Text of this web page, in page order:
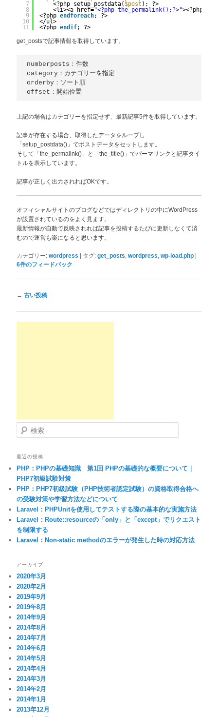
7
8
9
10
11
<?php setup_postdata( $post ); ?>
<li><a href="<?php the_permalink();?>"><?php
<?php endforeach; ?>
</ul>
<?php endif; ?>
get_postsで記事情報を取得しています。
numberposts：件数
category：カテゴリーを指定
orderby：ソート順
offset：開始位置
上記の場合はカテゴリーを指定せず、最新記事5件を取得しています。
記事が存在する場合、取得したデータをループし
「setup_postdata()」でポストデータをセットします。
そして「the_permalink()」と「the_title()」でパーマリンクと記事タイ
トルを表示しています。
記事が正しく出力されればOKです。
オフィシャルサイトのブログなどではディレクトリの中にWordPress
が設置されているのをよく見ます。
最新情報が自動で反映されれば記事を投稿するたびに更新しなくて済
むので運営も楽になると思います。
カテゴリー: wordpress タグ: get_posts ,wordpress ,wp-load.php
6件のフィードバック
投稿ナビゲーション
← 古い投稿
検索
最近の投稿
PHP：PHPの基礎知識 第1回 PHPの基礎的な概要について｜
PHP7初級試験対策
PHP：PHP7初級試験（PHP技術者認定試験）の資格取得合格へ
の受験対策や学習方法などについて
Laravel：PHPUnitを使用してテストする際の基本的な実施方法
Laravel：Route::resourceの「only」と「except」でリクエスト
を制限する
Laravel：Non-static methodのエラーが発生した時の対応方法
アーカイブ
2020年3月
2020年2月
2019年9月
2019年8月
2014年9月
2014年8月
2014年7月
2014年6月
2014年5月
2014年4月
2014年3月
2014年2月
2014年1月
2013年12月